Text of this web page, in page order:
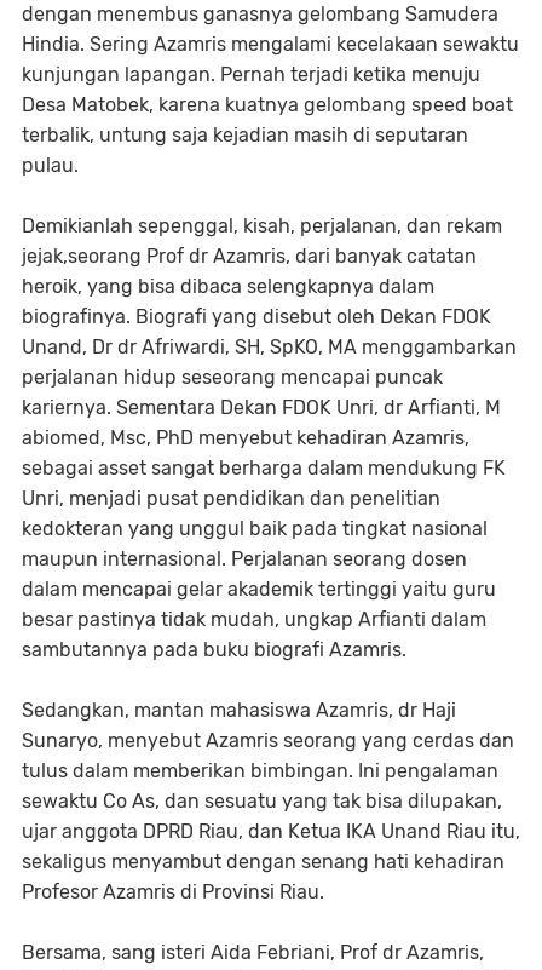
dengan menembus ganasnya gelombang Samudera
Hindia. Sering Azamris mengalami kecelakaan sewaktu
kunjungan lapangan. Pernah terjadi ketika menuju
Desa Matobek, karena kuatnya gelombang speed boat
terbalik, untung saja kejadian masih di seputaran
pulau.
Demikianlah sepenggal, kisah, perjalanan, dan rekam
jejak,seorang Prof dr Azamris, dari banyak catatan
heroik, yang bisa dibaca selengkapnya dalam
biografinya. Biografi yang disebut oleh Dekan FDOK
Unand, Dr dr Afriwardi, SH, SpKO, MA menggambarkan
perjalanan hidup seseorang mencapai puncak
kariernya. Sementara Dekan FDOK Unri, dr Arfianti, M
abiomed, Msc, PhD menyebut kehadiran Azamris,
sebagai asset sangat berharga dalam mendukung FK
Unri, menjadi pusat pendidikan dan penelitian
kedokteran yang unggul baik pada tingkat nasional
maupun internasional. Perjalanan seorang dosen
dalam mencapai gelar akademik tertinggi yaitu guru
besar pastinya tidak mudah, ungkap Arfianti dalam
sambutannya pada buku biografi Azamris.
Sedangkan, mantan mahasiswa Azamris, dr Haji
Sunaryo, menyebut Azamris seorang yang cerdas dan
tulus dalam memberikan bimbingan. Ini pengalaman
sewaktu Co As, dan sesuatu yang tak bisa dilupakan,
ujar anggota DPRD Riau, dan Ketua IKA Unand Riau itu,
sekaligus menyambut dengan senang hati kehadiran
Profesor Azamris di Provinsi Riau.
Bersama, sang isteri Aida Febriani, Prof dr Azamris,